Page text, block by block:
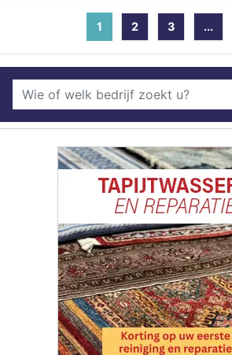
1 (current)
2 3 ...